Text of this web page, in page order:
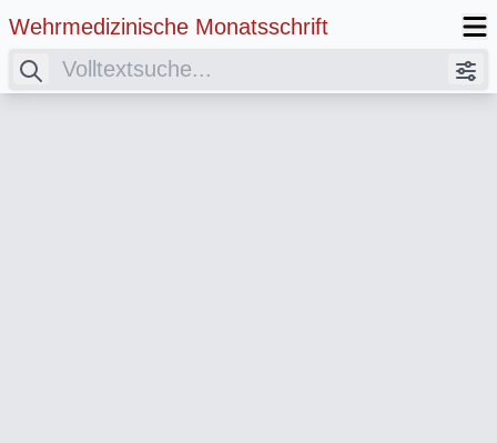
Wehrmedizinische Monatsschrift